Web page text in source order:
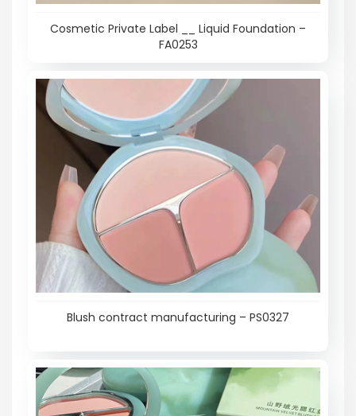
Cosmetic Private Label __ Liquid Foundation –
FA0253
Blush contract manufacturing – PS0327